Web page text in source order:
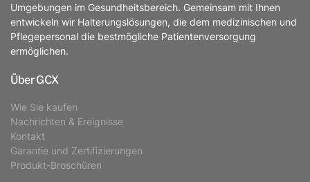
Umgebungen im Gesundheitsbereich. Gemeinsam mit Ihnen
entwickeln wir Halterungslösungen, die dem medizinischen und
Pflegepersonal die bestmögliche Patientenversorgung
ermöglichen.
Über GCX
Wie Sie kaufen
Nachrichten & Ereignisse
Kontakt
Garantie und Zertifizierungen
Produkt-Broschüren